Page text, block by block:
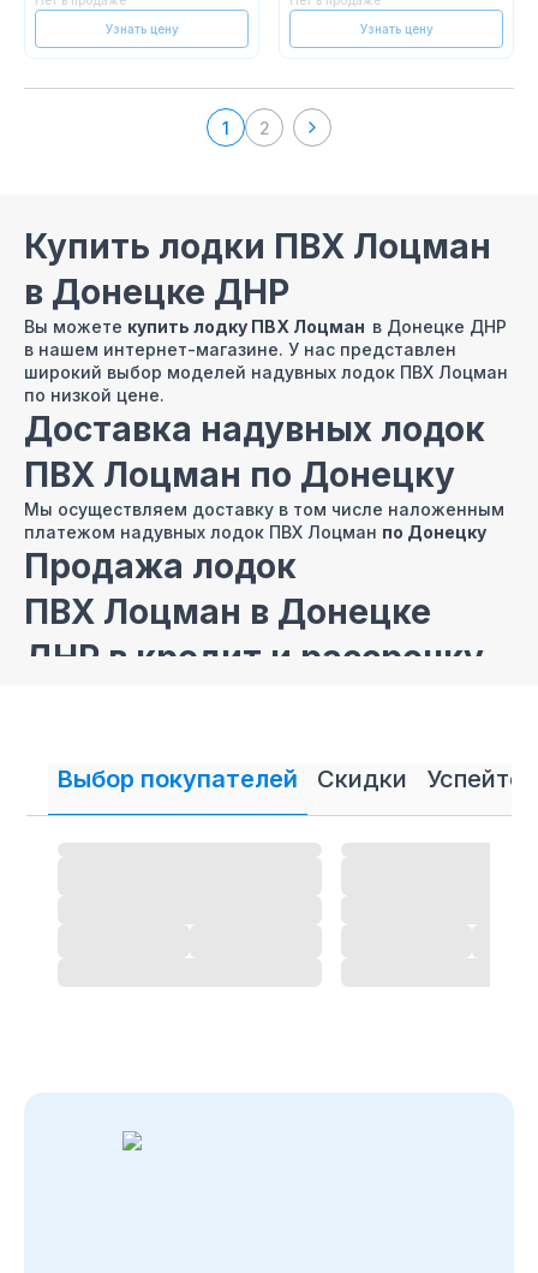
Узнать цену
Узнать цену
1 2
Купить лодки ПВХ Лоцман
в Донецке ДНР
Вы можете купить лодку ПВХ Лоцман в Донецке ДНР
в нашем интернет-магазине. У нас представлен
широкий выбор моделей надувных лодок ПВХ Лоцман
по низкой цене.
Доставка надувных лодок
ПВХ Лоцман по Донецку
Мы осуществляем доставку в том числе наложенным
платежом надувных лодок ПВХ Лоцман по Донецку
Продажа лодок
ПВХ Лоцман в Донецке
ДНР в кредит и рассрочку
Выбор покупателей Скидки Успейте